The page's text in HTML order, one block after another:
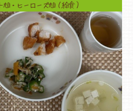
旭・ヒーローズ旭（給食）